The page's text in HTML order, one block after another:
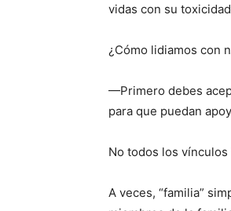
vidas con su
¿Cómo lidiamos con
—Primero debes
para que puedan
No todos los
A veces, “familia”